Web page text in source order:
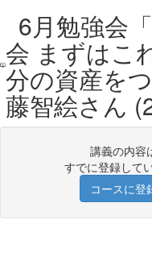
6月勉強会
会 まずはこ
分の資産を
藤智絵さん
講義の内容
すでに登録して
コースに登